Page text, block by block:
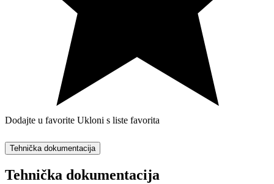
Dodajte u favorite Ukloni s liste favorita
Tehnička dokumentacija
Tehnička dokumentacija